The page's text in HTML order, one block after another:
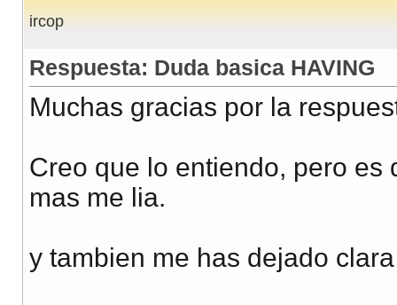
ircop
Respuesta: Duda basica HAVING
Muchas gracias por la
Creo que lo entiendo, pero es
mas me lia.
y tambien me has dejado